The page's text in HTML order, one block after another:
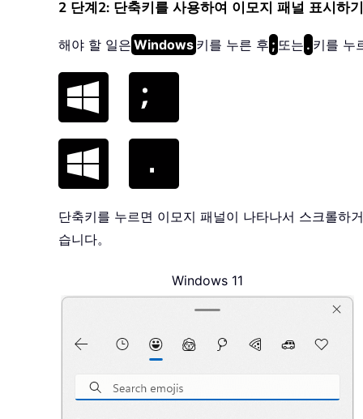
2 단계2: 단축키를 사용하여 이모지 패널 표시하기
해야 할 일은 Windows 키를 누른 후 ; 또는 . 키를 누
단축키를 누르면 이모지 패널이 나타나서 스크롤하
습니다。
Windows 11